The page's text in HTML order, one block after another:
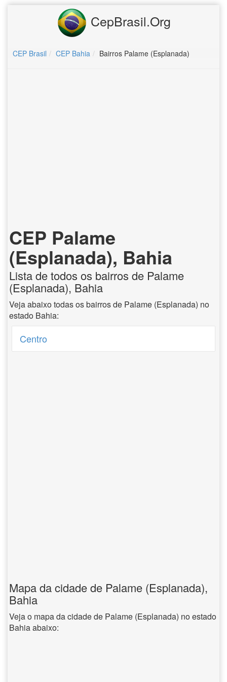
CepBrasil.Org
CEP Brasil CEP Bahia Bairros Palame (Esplanada)
CEP Palame
(Esplanada), Bahia
Lista de todos os bairros de Palame
(Esplanada), Bahia
Veja abaixo todas os bairros de Palame (Esplanada) no
estado Bahia:
Centro
Mapa da cidade de Palame (Esplanada),
Bahia
Veja o mapa da cidade de Palame (Esplanada) no estado
Bahia abaixo: